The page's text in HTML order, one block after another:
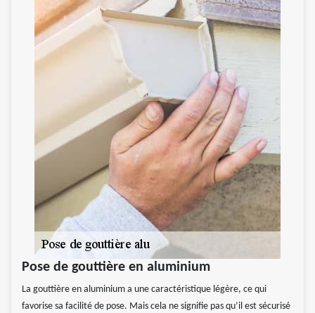
Pose de gouttière en aluminium
La gouttière en aluminium a une caractéristique légère, ce qui
favorise sa facilité de pose. Mais cela ne signifie pas qu’il est sécurisé